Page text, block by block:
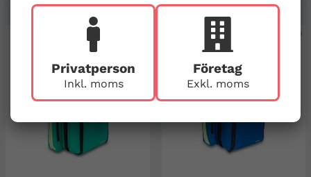
Privatperson
Inkl. moms
Företag
Exkl. moms